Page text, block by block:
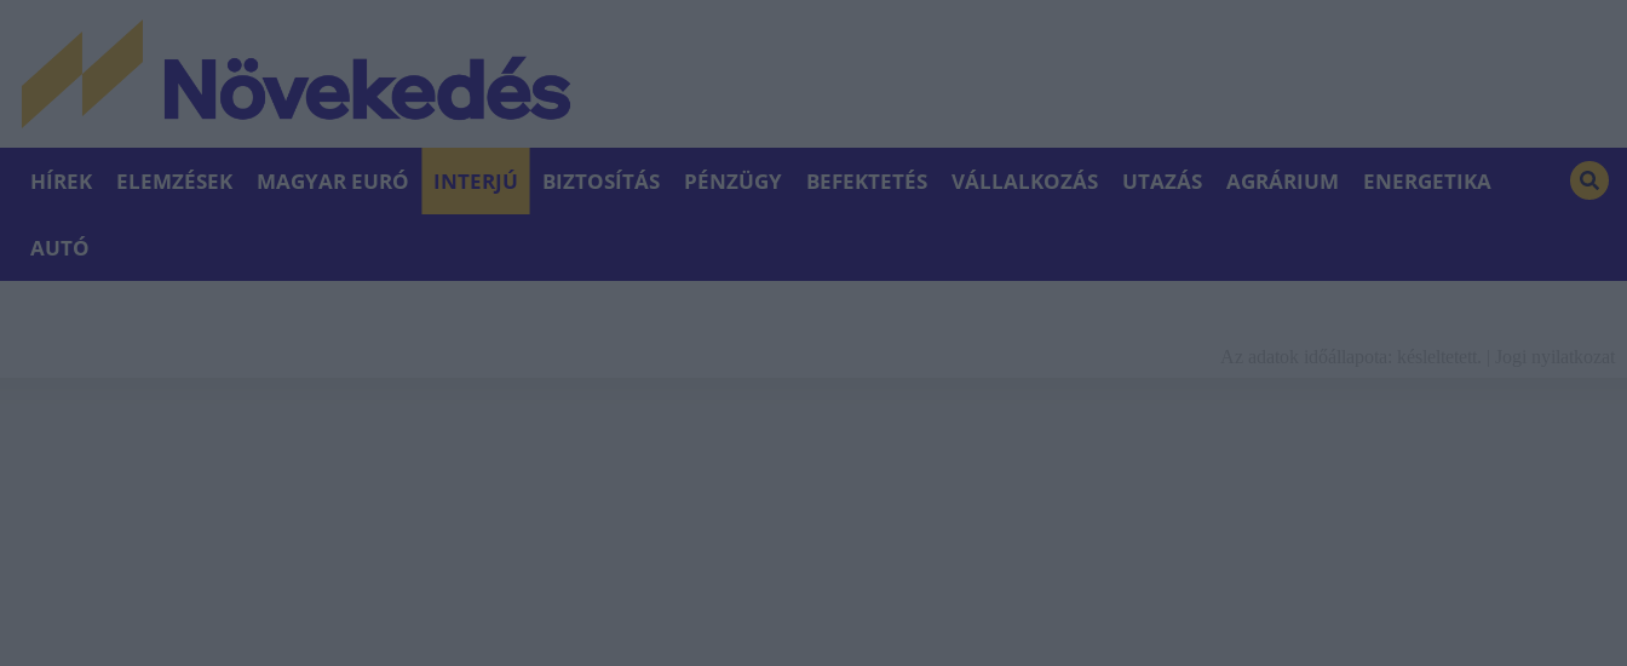
HÍREK ELEMZÉSEK MAGYAR EURÓ INTERJÚ BIZTOSÍTÁS PÉNZÜGY BEFEKTETÉS VÁLLALKOZÁS UTAZÁS AGRÁRIUM ENERGETIKA
AUTÓ